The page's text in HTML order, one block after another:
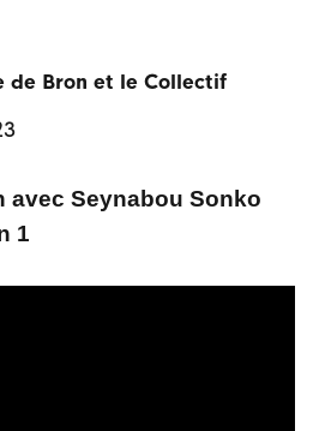
de Bron et le Collectif
avec Seynabou Sonko
1